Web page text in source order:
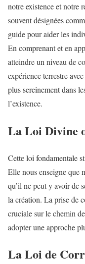
notre existence et notre
souvent désignées
guide pour aider les
En comprenant et en
atteindre un niveau de
expérience terrestre
plus sereinement dans
l’existence.
La Loi Divine
Cette loi fondamentale
Elle nous enseigne que
qu’il ne peut y avoir de
la création. La prise de
cruciale sur le chemin
adopter une approche
La Loi de